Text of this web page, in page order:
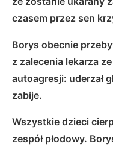
czasem przez sen
Borys obecnie
z zalecenia lekarza
autoagresji: uderzał
zabije.
Wszystkie dzieci
zespół płodowy.